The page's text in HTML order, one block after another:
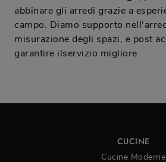
abbinare gli arredi grazie a
campo. Diamo supporto
misurazione degli spazi, e post
garantire ilservizio migliore.
CUCINE
Cucine Moderne